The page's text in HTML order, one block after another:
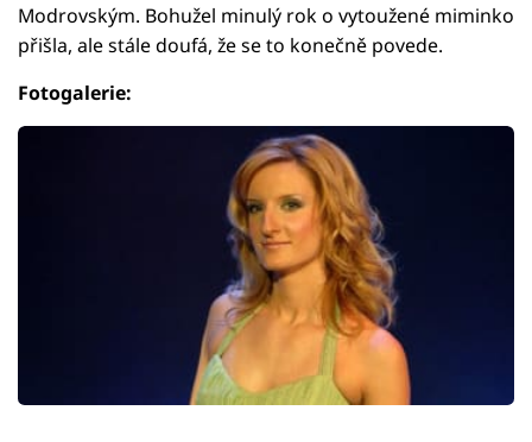
Modrovským. Bohužel minulý rok o vytoužené miminko
přišla, ale stále doufá, že se to konečně povede.
Fotogalerie: